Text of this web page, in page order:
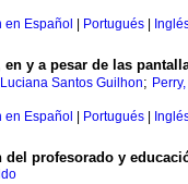
en Español Portugués
en y a pesar de las
Santos Guilhon;
en Español Portugués
del profesorado y